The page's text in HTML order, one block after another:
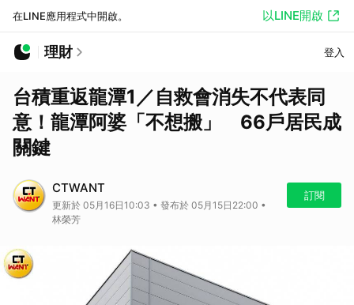
在LINE應用程式中開啟。 以LINE開啟
理財 登入
台積重返龍潭1／自救會消失不代表同
意！龍潭阿婆「不想搬」 66戶居民成
關鍵
CTWANT
更新於 05月16日10:03 • 發布於 05月15日22:00 •
林榮芳
訂閱